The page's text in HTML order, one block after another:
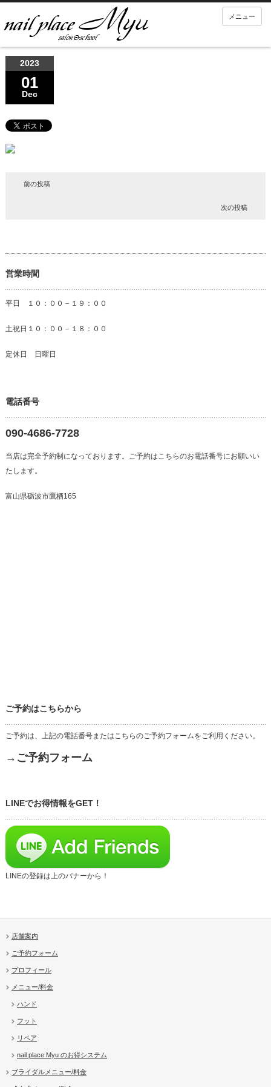
メニュー
2023
01
Dec
前の投稿
次の投稿
営業時間
平日 １０：００－１９：００
土祝日１０：００－１８：００
定休日 日曜日
電話番号
090-4686-7728
当店は完全予約制になっております。ご予約はこちらのお電話番号にお願いい
たします。
富山県砺波市鷹栖165
ご予約はこちらから
ご予約は、上記の電話番号またはこちらのご予約フォームをご利用ください。
→ご予約フォーム
LINEでお得情報をGET！
LINEの登録は上のバナーから！
店舗案内
ご予約フォーム
プロフィール
メニュー/料金
ハンド
フット
リペア
nail place Myu のお得システム
ブライダルメニュー/料金